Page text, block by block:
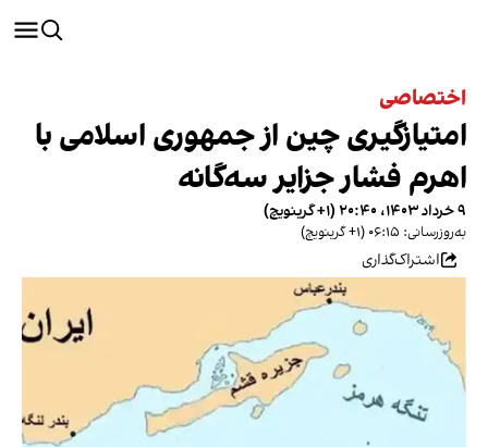
اختصاصی
امتیازگیری چین از جمهوری اسلامی با
اهرم فشار جزایر سه‌گانه
۹ خرداد ۱۴۰۳، ۲۰:۴۰ (‎+۱ گرینویچ)
به‌روزرسانی: ۰۶:۱۵ (‎+۱ گرینویچ)
اشتراک‌گذاری